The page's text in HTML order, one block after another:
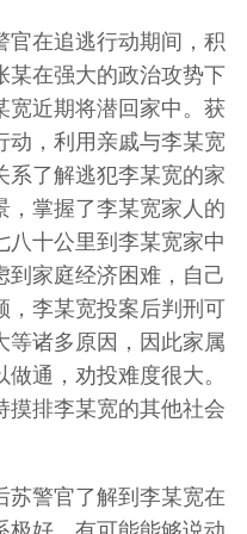
官在追逃行动期间，积
某在强大的政治攻势下
宽近期将潜回家中。获
动，利用亲戚与李某宽
系了解逃犯李某宽的家
，掌握了李某宽家人的
八十公里到李某宽家中
到家庭经济困难，自己
，李某宽投案后判刑可
等诸多原因，因此家属
通，劝投难度很大。
摸排李某宽的其他社会
苏警官了解到李某宽在